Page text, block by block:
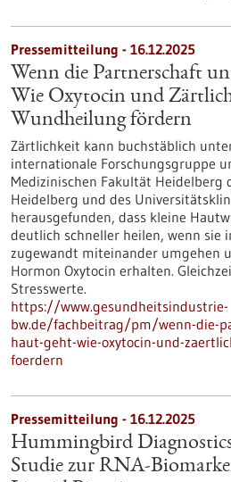
Pressemitteilung - 16.12.2025
Wenn die Partnerschaft
Wie Oxytocin und
Wundheilung fördern
Zärtlichkeit kann buchstäblich
internationale Forschungsgruppe
Medizinischen Fakultät Heidelberg
Heidelberg und des
herausgefunden, dass kleine
deutlich schneller heilen, wenn sie
zugewandt miteinander umgehen
Hormon Oxytocin erhalten.
Stresswerte.
https://www.gesundheitsindustrie-
bw.de/fachbeitrag/pm/wenn-die-
haut-geht-wie-oxytocin-und-
foerdern
Pressemitteilung - 16.12.2025
Hummingbird
Studie zur RNA-